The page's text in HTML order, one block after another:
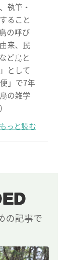
執筆・
ること
の呼び
来、民
ど鳥と
として
」で7年
の雑学
）
っと読む
の記事で